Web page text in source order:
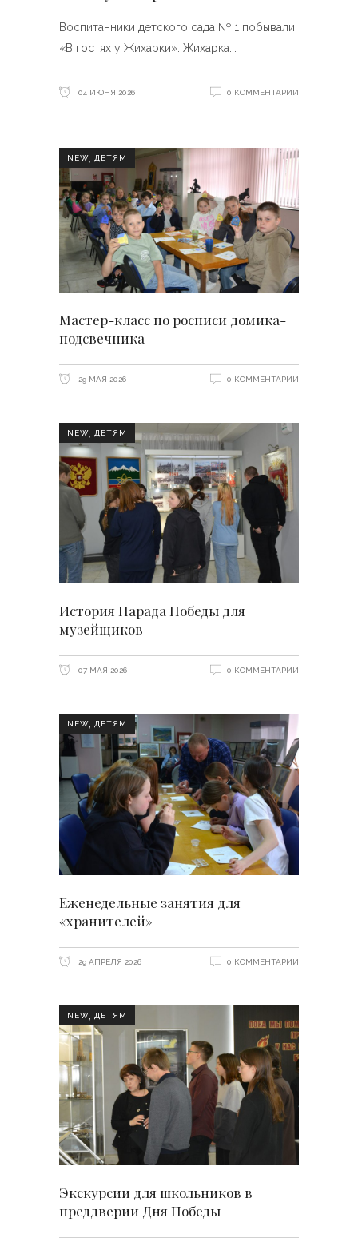
Воспитанники детского сада № 1 побывали
«В гостях у Жихарки». Жихарка
04 ИЮНЯ 2026 0 КОММЕНТАРИИ
NEW ДЕТЯМ
Мастер-класс по росписи домика-
подсвечника
29 МАЯ 2026 0 КОММЕНТАРИИ
NEW, ДЕТЯМ
История Парада Победы для
музейщиков
07 МАЯ 2026 0 КОММЕНТАРИИ
NEW ДЕТЯМ
Еженедельные занятия для
«хранителей»
29 АПРЕЛЯ 2026 0 КОММЕНТАРИИ
NEW ДЕТЯМ
Экскурсии для школьников в
преддверии Дня Победы